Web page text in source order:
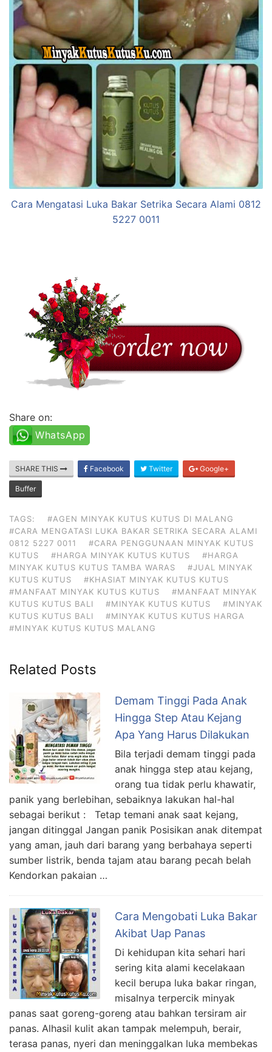
Cara Mengatasi Luka Bakar Setrika Secara Alami 0812
5227 0011
Share on:
WhatsApp
SHARE THIS Facebook Twitter Google+
Buffer
TAGS:
#AGEN MINYAK KUTUS KUTUS DI MALANG
#CARA MENGATASI LUKA BAKAR SETRIKA SECARA ALAMI
0812 5227 0011
#CARA PENGGUNAAN MINYAK KUTUS
KUTUS
#HARGA MINYAK KUTUS KUTUS
#HARGA
MINYAK KUTUS KUTUS TAMBA WARAS
#JUAL MINYAK
KUTUS KUTUS
#KHASIAT MINYAK KUTUS KUTUS
#MANFAAT MINYAK KUTUS KUTUS
#MANFAAT MINYAK
KUTUS KUTUS BALI
#MINYAK KUTUS KUTUS
#MINYAK
KUTUS KUTUS BALI
#MINYAK KUTUS KUTUS HARGA
#MINYAK KUTUS KUTUS MALANG
Related Posts
Demam Tinggi Pada Anak
Hingga Step Atau Kejang
Apa Yang Harus Dilakukan
Bila terjadi demam tinggi pada
anak hingga step atau kejang,
orang tua tidak perlu khawatir,
panik yang berlebihan, sebaiknya lakukan hal-hal
sebagai berikut : Tetap temani anak saat kejang,
jangan ditinggal Jangan panik Posisikan anak ditempat
yang aman, jauh dari barang yang berbahaya seperti
sumber listrik, benda tajam atau barang pecah belah
Kendorkan pakaian …
Cara Mengobati Luka Bakar
Akibat Uap Panas
Di kehidupan kita sehari hari
sering kita alami kecelakaan
kecil berupa luka bakar ringan,
misalnya terpercik minyak
panas saat goreng-goreng atau bahkan tersiram air
panas. Alhasil kulit akan tampak melempuh, berair,
terasa panas, nyeri dan meninggalkan luka membekas